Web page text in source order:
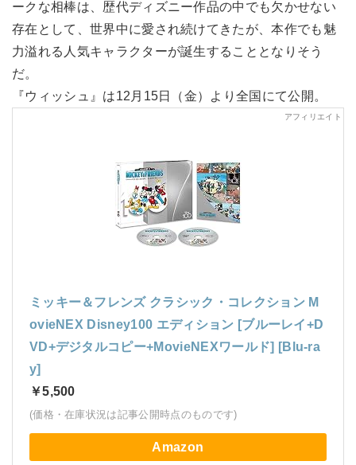
ークな相棒は、歴代ディズニー作品の中でも欠かせない
存在として、世界中に愛され続けてきたが、本作でも魅
力溢れる人気キャラクターが誕生することとなりそう
だ。
『ウィッシュ』は12月15日（金）より全国にて公開。
ミッキー＆フレンズ クラシック・コレクション M
ovieNEX Disney100 エディション [ブルーレイ+D
VD+デジタルコピー+MovieNEXワールド] [Blu-ra
y]
￥5,500
(価格・在庫状況は記事公開時点のものです)
Amazon